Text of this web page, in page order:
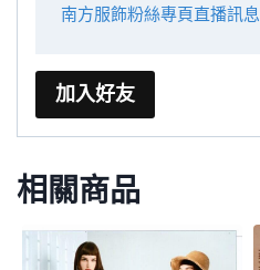
南方服飾粉絲專頁直播訊息
加入好友
相關商品